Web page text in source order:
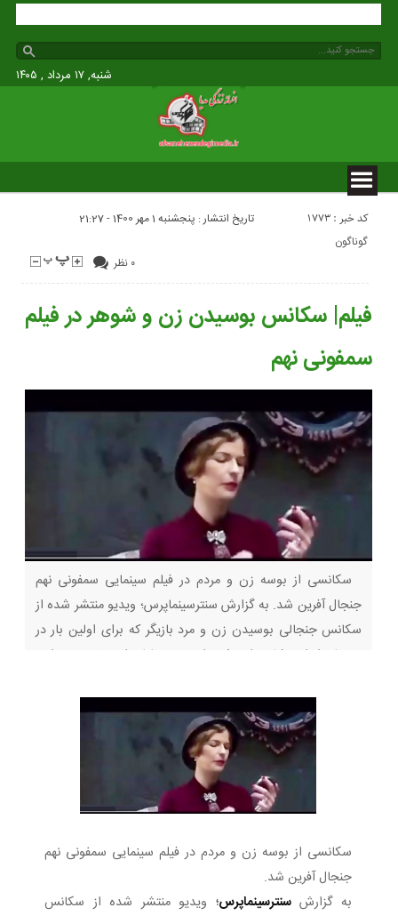
شنبه, ۱۷ مرداد , ۱۴۰۵
کد خبر : 1773 تاریخ انتشار : پنجشنبه 1 مهر 1400 - 21:27
۰ نظر
گوناگون
فیلم| سکانس بوسیدن زن و شوهر در فیلم
سمفونی نهم
سکانسی از بوسه زن و مردم در فیلم سینمایی سمفونی نهم
جنجال آفرین شد. به گزارش سنترسینماپرس؛ ویدیو منتشر شده از
سکانس جنجالی بوسیدن زن و مرد بازیگر که برای اولین بار در
سینمای ایران نشان داده شده است. در پایان این خبر می توانید
سکانسی از بوسه زن و مردم در فیلم سینمایی سمفونی نهم
جنجال آفرین شد.
به گزارشسنترسینماپرس؛ ویدیو منتشر شده از سکانس